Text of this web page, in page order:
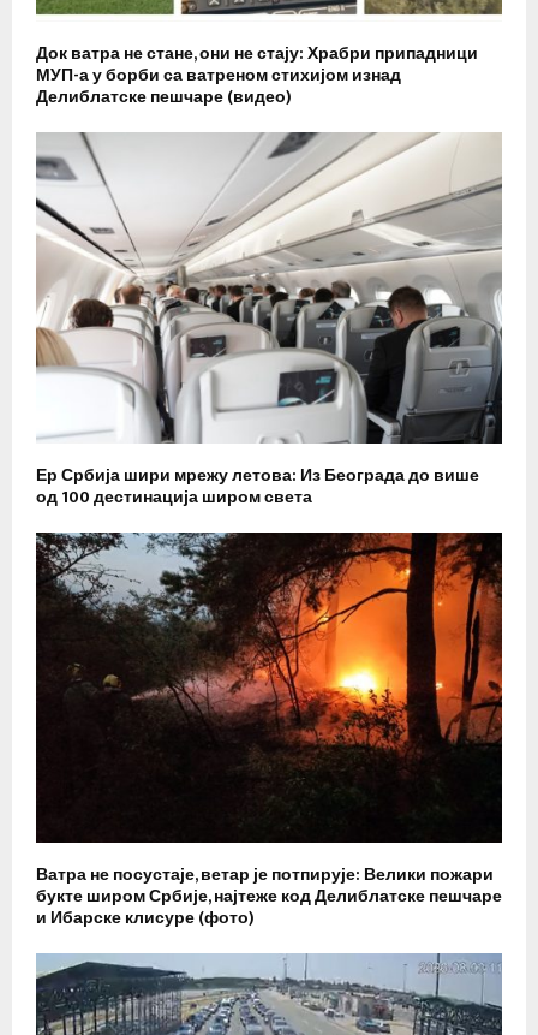
Док ватра не стане, они не стају: Храбри припадници
МУП-а у борби са ватреном стихијом изнад
Делиблатске пешчаре (видео)
Ер Србија шири мрежу летова: Из Београда до више
од 100 дестинација широм света
Ватра не посустаје, ветар је потпирује: Велики пожари
букте широм Србије, најтеже код Делиблатске пешчаре
и Ибарске клисуре (фото)